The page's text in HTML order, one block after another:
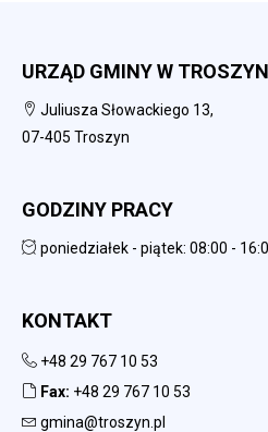
URZĄD GMINY W
Juliusza Słowackiego 13,
07-405 Troszyn
GODZINY PRACY
poniedziałek - piątek: 08:00 -
KONTAKT
+48 29 767 10 53
Fax: +48 29 767 10 53
gmina@troszyn.pl